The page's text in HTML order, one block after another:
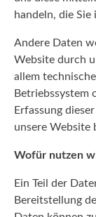
handeln, die
Andere Daten
Website durch
allem
Betriebssystem
Erfassung
unsere Website
Wofür nutzen
Ein Teil der
Bereitstellung